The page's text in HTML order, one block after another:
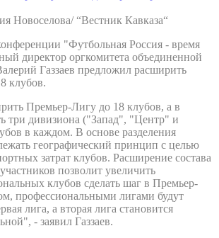
Новоселова/ “Вестник Кавказа“
"Футбольная Россия - время
директор оргкомитета объединенной
Газзаев предложил расширить
клубов.
Премьер-Лигу до 18 клубов, а в
три дивизиона ("Запад", "Центр" и
в каждом. В основе разделения
географический принцип с целью
затрат клубов. Расширение состава
позволит увеличить
клубов сделать шаг в Премьер-
профессиональными лигами будут
лига, а вторая лига становится
- заявил Газзаев.